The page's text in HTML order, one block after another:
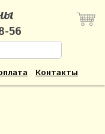
56
Контакты